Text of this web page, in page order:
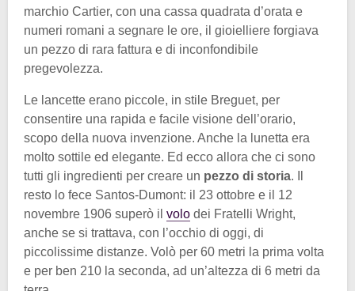
marchio Cartier, con una cassa quadrata d’orata e
numeri romani a segnare le ore, il gioielliere forgiava
un pezzo di rara fattura e di inconfondibile
pregevolezza.
Le lancette erano piccole, in stile Breguet, per
consentire una rapida e facile visione dell’orario,
scopo della nuova invenzione. Anche la lunetta era
molto sottile ed elegante. Ed ecco allora che ci sono
tutti gli ingredienti per creare un pezzo di storia. Il
resto lo fece Santos-Dumont: il 23 ottobre e il 12
novembre 1906 superò il volo dei Fratelli Wright,
anche se si trattava, con l’occhio di oggi, di
piccolissime distanze. Volò per 60 metri la prima volta
e per ben 210 la seconda, ad un’altezza di 6 metri da